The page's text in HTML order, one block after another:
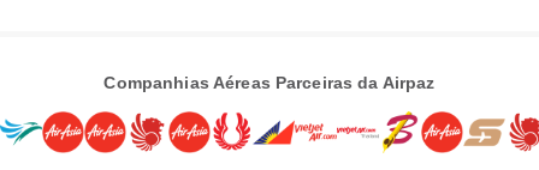
Companhias Aéreas Parceiras da Airpaz